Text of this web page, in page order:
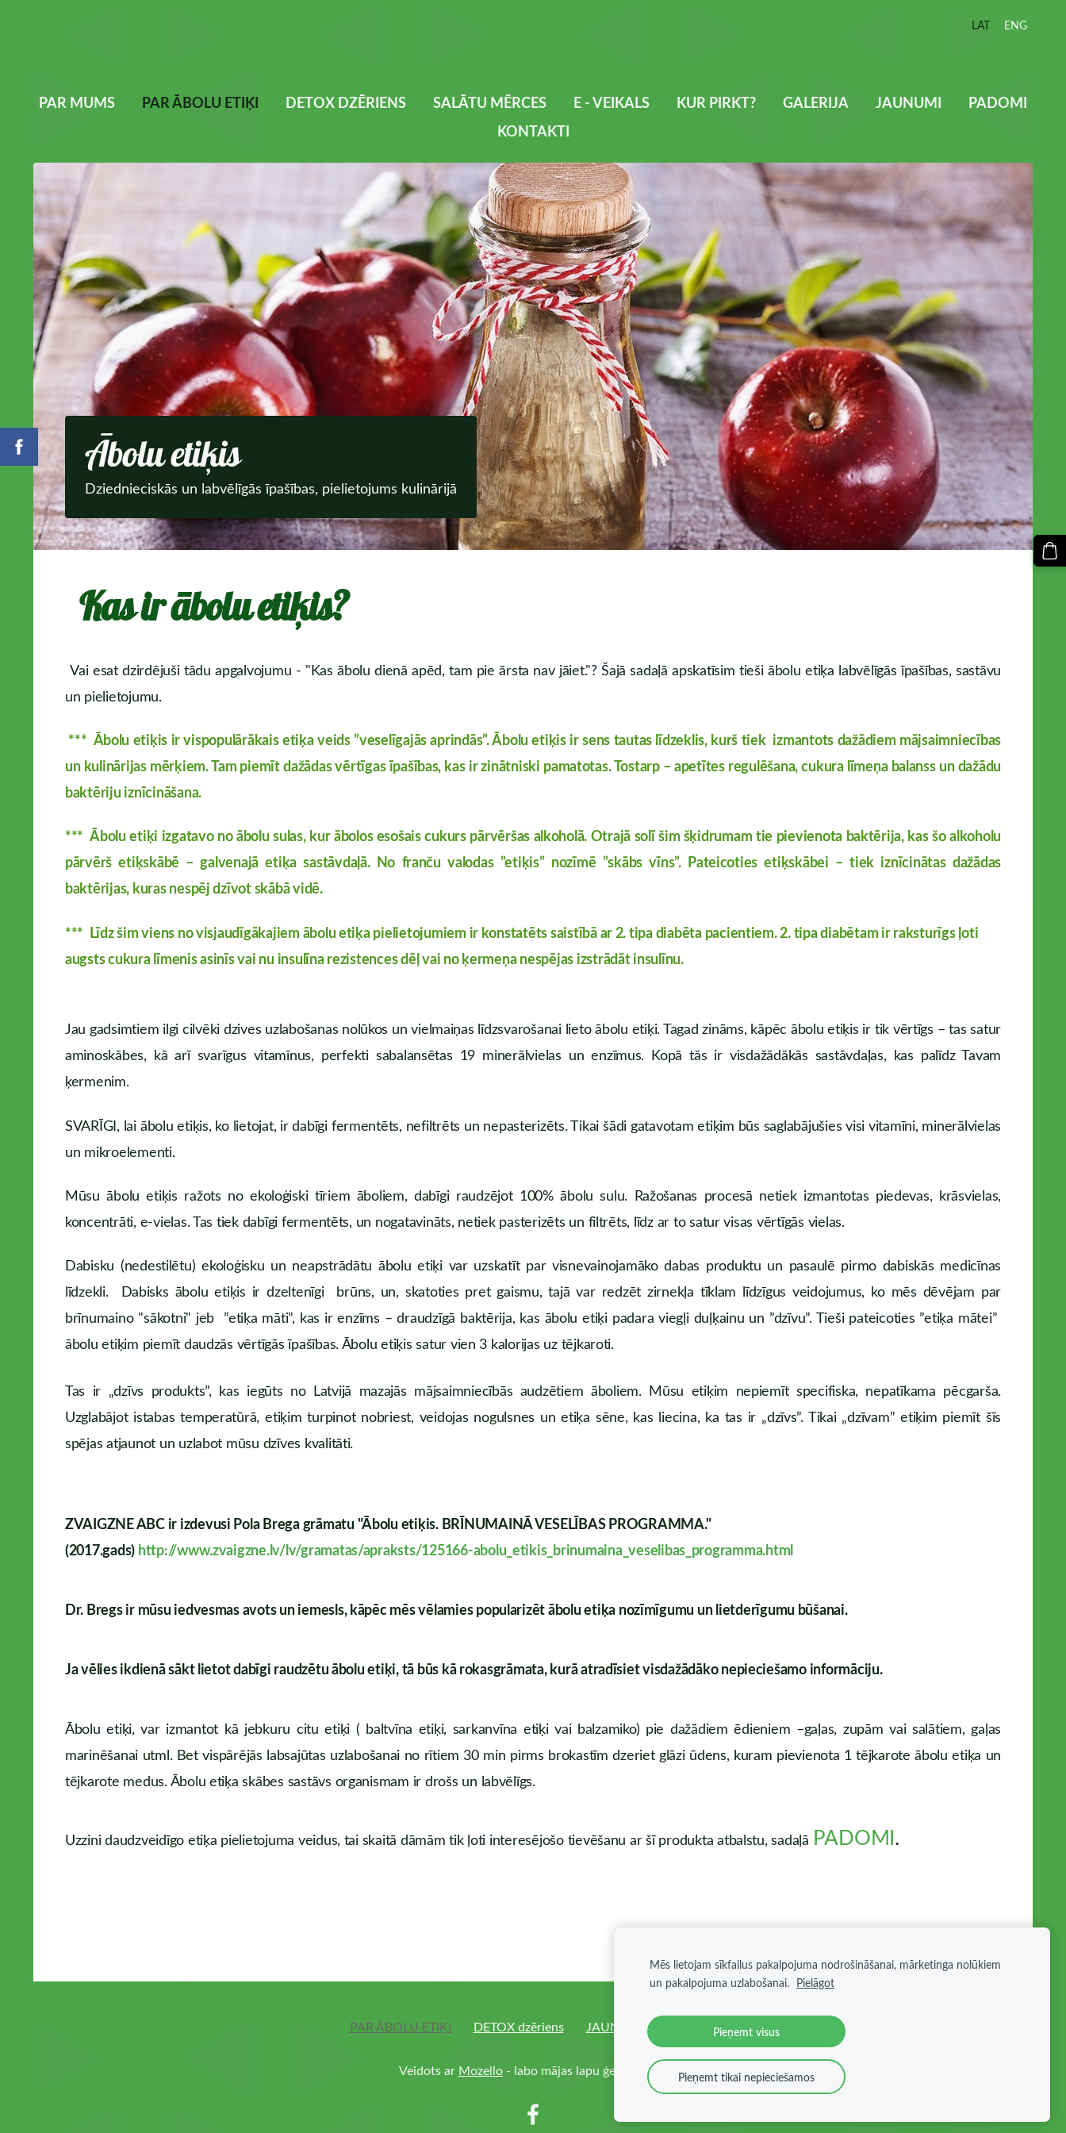
PAR MUMS PAR ĀBOLU ETIĶI DETOX DZĒRIENS SALĀTU MĒRCES E - VEIKALS KUR PIRKT? GALERIJA JAUNUMI
PADOMI
KONTAKTI
LAT ENG
Ābolu etiķis
Dziednieciskās un labvēlīgās īpašības, pielietojums kulinārijā
Kas ir ābolu etiķis?
Vai esat dzirdējuši tādu apgalvojumu - "Kas ābolu dienā apēd, tam pie ārsta nav jāiet."? Šajā sadaļā apskatīsim tieši ābolu etiķa labvēlīgās īpašības, sastāvu
un pielietojumu.
*** Ābolu etiķis ir vispopulārākais etiķa veids ”veselīgajās aprindās”. Ābolu etiķis ir sens tautas līdzeklis, kurš tiek izmantots dažādiem mājsaimniecības
un kulinārijas mērķiem. Tam piemīt dažādas vērtīgas īpašības, kas ir zinātniski pamatotas. Tostarp – apetītes regulēšana, cukura līmeņa balanss un dažādu
baktēriju iznīcināšana.
***Ābolu etiķi izgatavo no ābolu sulas, kur ābolos esošais cukurs pārvēršas alkoholā. Otrajā solī šim šķidrumam tie pievienota baktērija, kas šo alkoholu
pārvērš etiķskābē – galvenajā etiķa sastāvdaļā. No franču valodas ”etiķis” nozīmē ”skābs vīns”. Pateicoties etiķskābei – tiek iznīcinātas dažādas
baktērijas, kuras nespēj dzīvot skābā vidē.
*** Līdz šim viens no visjaudīgākajiem ābolu etiķa pielietojumiem ir konstatēts saistībā ar 2. tipa diabēta pacientiem. 2. tipa diabētam ir raksturīgs ļoti
augsts cukura līmenis asinīs vai nu insulīna rezistences dēļ vai no ķermeņa nespējas izstrādāt insulīnu.
Jau gadsimtiem ilgi cilvēki dzives uzlabošanas nolūkos un vielmaiņas līdzsvarošanai lieto ābolu etiķi. Tagad zināms, kāpēc ābolu etiķis ir tik vērtīgs – tas satur
aminoskābes, kā arī svarīgus vitamīnus, perfekti sabalansētas 19 minerālvielas un enzīmus. Kopā tās ir visdažādākās sastāvdaļas, kas palīdz Tavam
ķermenim.
SVARĪGI, lai ābolu etiķis, ko lietojat, ir dabīgi fermentēts, nefiltrēts un nepasterizēts. Tikai šādi gatavotam etiķim būs saglabājušies visi vitamīni, minerālvielas
un mikroelementi.
Mūsu ābolu etiķis ražots no ekoloģiski tīriem āboliem, dabīgi raudzējot 100% ābolu sulu. Ražošanas procesā netiek izmantotas piedevas, krāsvielas,
koncentrāti, e-vielas. Tas tiek dabīgi fermentēts, un nogatavināts, netiek pasterizēts un filtrēts, līdz ar to satur visas vērtīgās vielas.
Dabisku (nedestilētu) ekoloģisku un neapstrādātu ābolu etiķi var uzskatīt par visnevainojamāko dabas produktu un pasaulē pirmo dabiskās medicīnas
līdzekli. Dabisks ābolu etiķis ir dzeltenīgi brūns, un, skatoties pret gaismu, tajā var redzēt zirnekļa tīklam līdzīgus veidojumus, ko mēs dēvējam par
brīnumaino "sākotni" jeb ”etiķa māti”, kas ir enzīms – draudzīgā baktērija, kas ābolu etiķi padara viegļi duļķainu un ”dzīvu”. Tieši pateicoties ”etiķa mātei”
ābolu etiķim piemīt daudzās vērtīgās īpašības. Ābolu etiķis satur vien 3 kalorijas uz tējkaroti.
Tas ir „dzīvs produkts”, kas iegūts no Latvijā mazajās mājsaimniecībās audzētiem āboliem. Mūsu etiķim nepiemīt specifiska, nepatīkama pēcgarša.
Uzglabājot istabas temperatūrā, etiķim turpinot nobriest, veidojas nogulsnes un etiķa sēne, kas liecina, ka tas ir „dzīvs”. Tikai „dzīvam” etiķim piemīt šīs
spējas atjaunot un uzlabot mūsu dzīves kvalitāti.
ZVAIGZNE ABC ir izdevusi Pola Brega grāmatu "Ābolu etiķis. BRĪNUMAINĀ VESELĪBAS PROGRAMMA."
(2017.gads)http://www.zvaigzne.lv/lv/gramatas/apraksts/125166-abolu_etikis_brinumaina_veselibas_programma.html
Dr. Bregs ir mūsu iedvesmas avots un iemesls, kāpēc mēs vēlamies popularizēt ābolu etiķa nozīmīgumu un lietderīgumu būšanai.
Ja vēlies ikdienā sākt lietot dabīgi raudzētu ābolu etiķi, tā būs kā rokasgrāmata, kurā atradīsiet visdažādāko nepieciešamo informāciju.
Ābolu etiķi, var izmantot kā jebkuru citu etiķi ( baltvīna etiķi, sarkanvīna etiķi vai balzamiko) pie dažādiem ēdieniem –gaļas, zupām vai salātiem, gaļas
marinēšanai utml. Bet vispārējās labsajūtas uzlabošanai no rītiem 30 min pirms brokastīm dzeriet glāzi ūdens, kuram pievienota 1 tējkarote ābolu etiķa un
tējkarote medus. Ābolu etiķa skābes sastāvs organismam ir drošs un labvēlīgs.
Uzzini daudzveidīgo etiķa pielietojuma veidus, tai skaitā dāmām tik ļoti interesējošo tievēšanu ar šī produkta atbalstu, sadaļā PADOMI.
PAR ĀBOLU ETIĶI DETOX dzēriens JAUNUMI Sīkdatnes
Veidots ar Mozello - labo mājas lapu ģeneratoru.
Mēs lietojam sīkfailus pakalpojuma nodrošināšanai, mārketinga nolūkiem
un pakalpojuma uzlabošanai. Pielāgot
Pieņemt visus
Pieņemt tikai nepieciešamos